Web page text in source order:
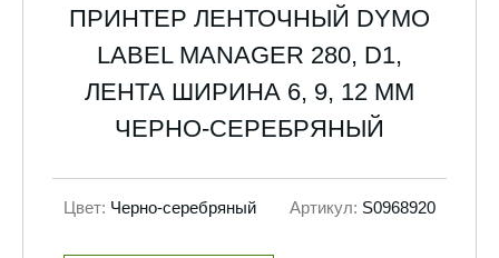
ПРИНТЕР ЛЕНТОЧНЫЙ DYMO
LABEL MANAGER 280, D1,
ЛЕНТА ШИРИНА 6, 9, 12 ММ
ЧЕРНО-СЕРЕБРЯНЫЙ
Цвет: Черно-серебряный Артикул: S0968920